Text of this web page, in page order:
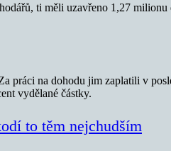
ti měli uzavřeno 1,27
práci na dohodu jim zaplatili v
vydělané částky.
to těm nejchudším